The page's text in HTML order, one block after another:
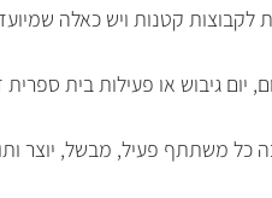
לקבוצות קטנות ויש כאלה
יום גיבוש או פעילות בית
כל משתתף פעיל, מבשל, יוצר